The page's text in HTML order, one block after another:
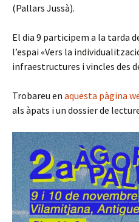
(Pallars Jussà).
El dia 9 participem a la tarda
l’espai «Vers la
infraestructures i vincles des
Trobareu en aquesta pàgina
als àpats i un dossier de